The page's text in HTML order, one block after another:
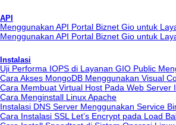
API
Menggunakan API Portal Biznet Gio untuk
Menggunakan API Portal Biznet Gio untuk
Instalasi
Uji Performa IOPS di Layanan GIO Public
Cara Akses MongoDB Menggunakan Visual
Cara Membuat Virtual Host Pada Web Server
Cara Menginstall Linux Apache
Instalasi DNS Server Menggunakan Service
Cara Instalasi SSL Let’s Encrypt pada Load